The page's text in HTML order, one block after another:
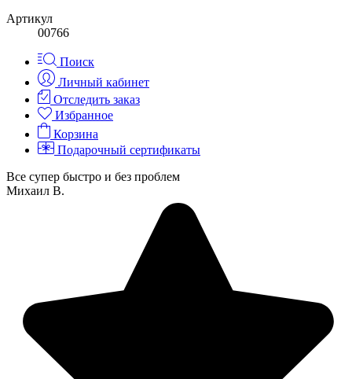
Артикул
00766
Поиск
Личный кабинет
Отследить заказ
Избранное
Корзина
Подарочный сертификаты
Все супер быстро и без проблем
Михаил В.